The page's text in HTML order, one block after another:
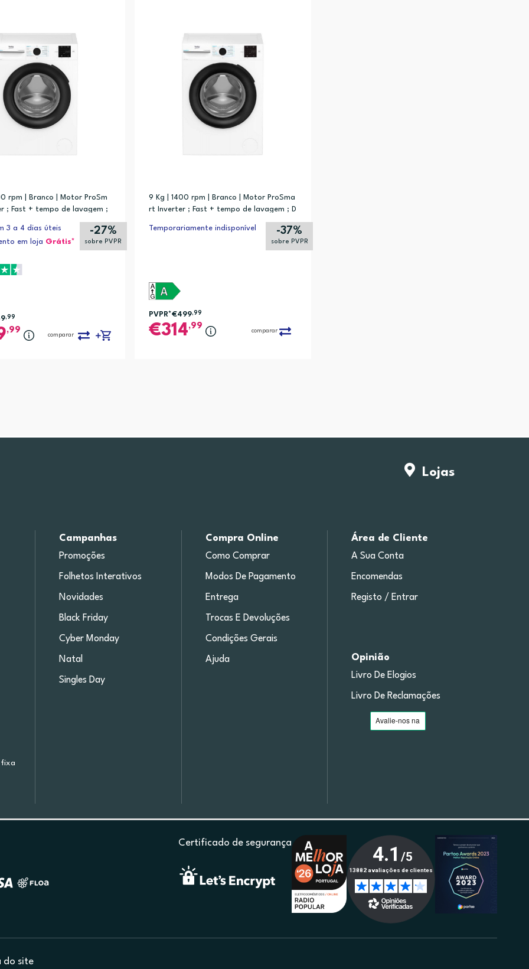
rpm | Branco | Motor ProSm
; Fast + tempo de lavagem ;
3 a 4 dias úteis
em loja Grátis*
-27%
sobre PVPR
,99
,99
comparar
9 Kg | 1400 rpm | Branco | Motor ProSma
rt Inverter ; Fast + tempo de lavagem ; D
Temporariamente indisponível
-37%
sobre PVPR
PVPR*€499,99
314,99
comparar
Lojas
fixa
Campanhas
Promoções
Folhetos Interativos
Novidades
Black Friday
Cyber Monday
Natal
Singles Day
Compra Online
Como Comprar
Modos De Pagamento
Entrega
Trocas E Devoluções
Condições Gerais
Ajuda
Área de Cliente
A Sua Conta
Encomendas
Registo / Entrar
Opinião
Livro De Elogios
Livro De Reclamações
Certificado de segurança
do site